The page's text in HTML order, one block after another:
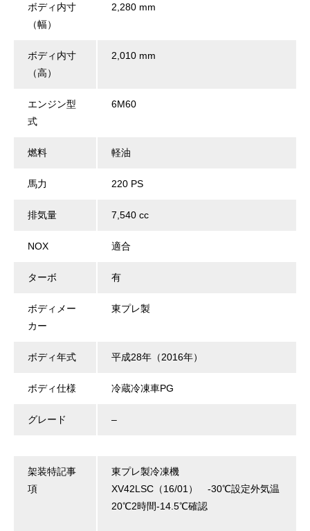
ボディ内寸
（幅）
2,280 mm
ボディ内寸
（高）
2,010 mm
エンジン型
式
6M60
燃料 軽油
馬力 220 PS
排気量 7,540 cc
NOX 適合
ターボ 有
ボディメー
カー
東プレ製
ボディ年式 平成28年（2016年）
ボディ仕様 冷蔵冷凍車PG
グレード –
架装特記事
項
東プレ製冷凍機
XV42LSC（16/01） -30℃設定外気温
20℃2時間-14.5℃確認